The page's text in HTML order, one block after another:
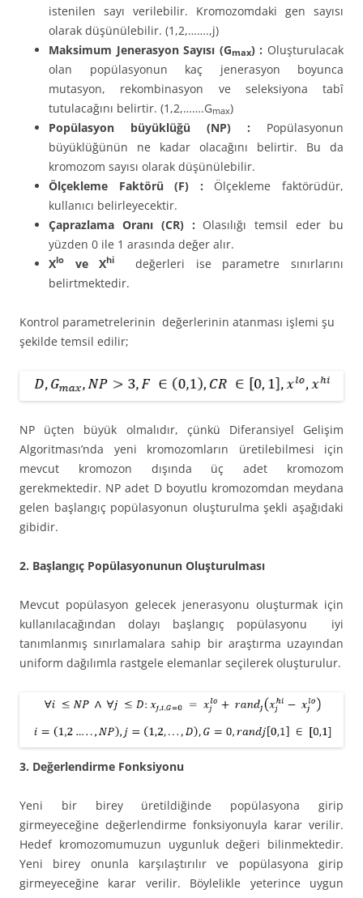
istenilen sayı verilebilir. Kromozomdaki gen sayısı
olarak düşünülebilir. (1,2,…….,j)
Maksimum Jenerasyon Sayısı (Gmax) : Oluşturulacak
olan popülasyonun kaç jenerasyon boyunca
mutasyon, rekombinasyon ve seleksiyona tabî
tutulacağını belirtir. (1,2,…….Gmax)
Popülasyon büyüklüğü (NP) : Popülasyonun
büyüklüğünün ne kadar olacağını belirtir. Bu da
kromozom sayısı olarak düşünülebilir.
Ölçekleme Faktörü (F) : Ölçekleme faktörüdür,
kullanıcı belirleyecektir.
Çaprazlama Oranı (CR) : Olasılığı temsil eder bu
yüzden 0 ile 1 arasında değer alır.
Xlo ve Xhi
değerleri ise parametre sınırlarını
belirtmektedir.
Kontrol parametrelerinin değerlerinin atanması işlemi şu
şekilde temsil edilir;
NP üçten büyük olmalıdır, çünkü Diferansiyel Gelişim
Algoritması’nda yeni kromozomların üretilebilmesi için
mevcut kromozon dışında üç adet kromozom
gerekmektedir. NP adet D boyutlu kromozomdan meydana
gelen başlangıç popülasyonun oluşturulma şekli aşağıdaki
gibidir.
2. Başlangıç Popülasyonunun Oluşturulması
Mevcut popülasyon gelecek jenerasyonu oluşturmak için
kullanılacağından dolayı başlangıç popülasyonu iyi
tanımlanmış sınırlamalara sahip bir araştırma uzayından
uniform dağılımla rastgele elemanlar seçilerek oluşturulur.
3. Değerlendirme Fonksiyonu
Yeni bir birey üretildiğinde popülasyona girip
girmeyeceğine değerlendirme fonksiyonuyla karar verilir.
Hedef kromozomumuzun uygunluk değeri bilinmektedir.
Yeni birey onunla karşılaştırılır ve popülasyona girip
girmeyeceğine karar verilir. Böylelikle yeterince uygun